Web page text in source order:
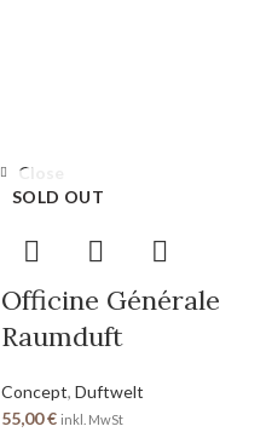
SOLD OUT
Close
Officine Générale
Raumduft
Concept, Duftwelt
55,00€ inkl. MwSt